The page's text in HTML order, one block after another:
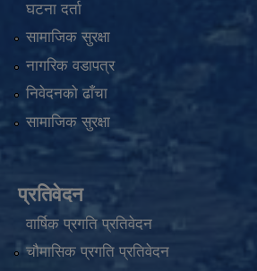
घटना दर्ता
सामाजिक सुरक्षा
नागरिक वडापत्र
निवेदनको ढाँचा
सामाजिक सुरक्षा
प्रतिवेदन
वार्षिक प्रगति प्रतिवेदन
चौमासिक प्रगति प्रतिवेदन